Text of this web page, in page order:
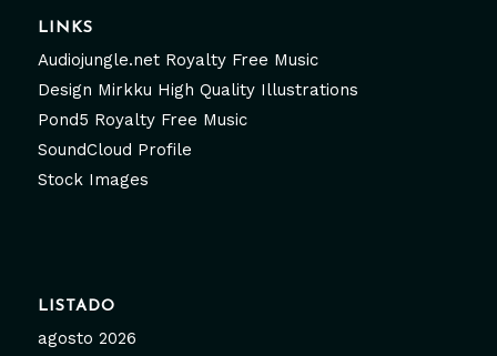
LINKS
Audiojungle.net Royalty Free Music
Design Mirkku High Quality Illustrations
Pond5 Royalty Free Music
SoundCloud Profile
Stock Images
LISTADO
agosto 2026